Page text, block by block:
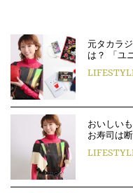
元タカラ
は？ 「ユ
おいしい
お寿司は